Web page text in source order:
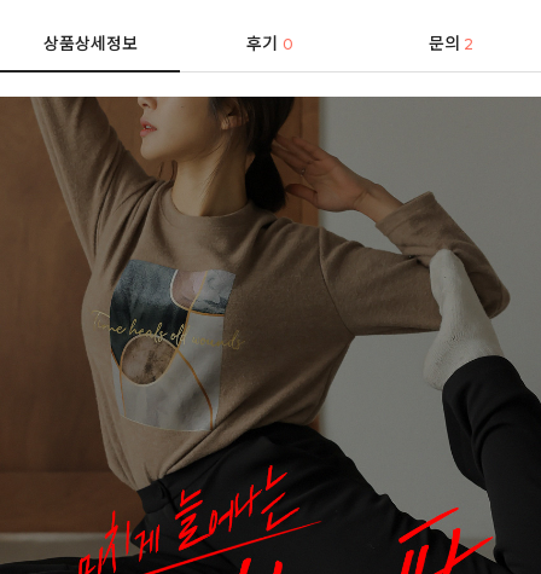
상품상세정보 후기0 문의 2